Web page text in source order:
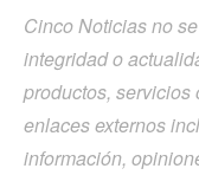
Cinco Noticias no
integridad o
productos,
enlaces externos
información,